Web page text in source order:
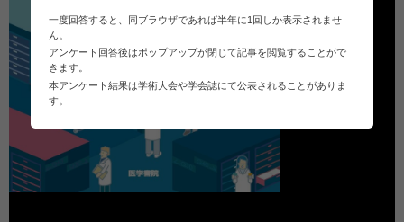
一度回答すると、同ブラウザであれば半年に1回しか表示されませ
ん。
アンケート回答後はポップアップが閉じて記事を閲覧することがで
きます。
本アンケート結果は学術大会や学会誌にて公表されることがありま
す。